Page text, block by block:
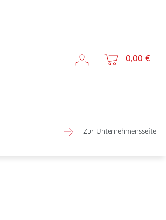
0,00 €
Zur Unternehmensseite